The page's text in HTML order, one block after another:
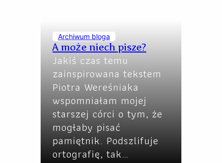
Archiwum bloga
A może niech pisze?
Jakiś czas temu
zainspirowana tekstem
Piotra Wereśniaka
wspomniałam mojej
starszej córci o tym, że
mogłaby pisać
pamiętnik. Podszlifuje
ortografię, tak…